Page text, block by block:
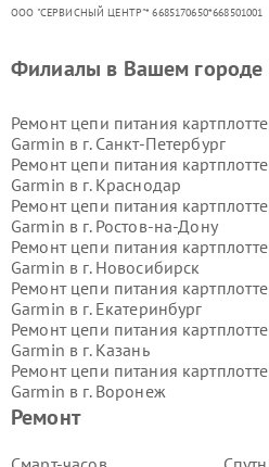
ООО "СЕРВИСНЫЙ ЦЕНТР"* 6685170650*668501001
Ремонт
Филиалы в Вашем городе
Ремонт цепи питания
Garmin в г. Санкт-Петербург
Ремонт цепи питания
Garmin в г. Краснодар
Ремонт цепи питания
Garmin в г. Ростов-на-Дону
Ремонт цепи питания
Garmin в г. Новосибирск
Ремонт цепи питания
Garmin в г. Екатеринбург
Ремонт цепи питания
Garmin в г. Казань
Ремонт цепи питания
Garmin в г. Воронеж
Ремонт цепи питания
Garmin в г.